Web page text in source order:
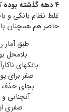
۴ دهه گذشته بوده
غلط نظام بانکی و
حاضر هم همچنان
طبق آمار
بلامحل
بانکهای
صفر برای
بجای حذف
آنچنانی
صفری